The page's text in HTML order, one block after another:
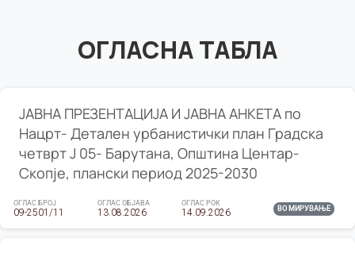
ОГЛАСНА ТАБЛА
ЈАВНА ПРЕЗЕНТАЦИЈА И ЈАВНА АНКЕТА по
Нацрт- Детален урбанистички план Градска
четврт Ј 05- Барутана, Општина Центар-
Скопје, плански период 2025-2030
ОГЛАС БРОЈ
09-2501/11
ОГЛАС ОБЈАВА
13.08.2026
ОГЛАС РОК
14.09.2026 ВО МИРУВАЊЕ